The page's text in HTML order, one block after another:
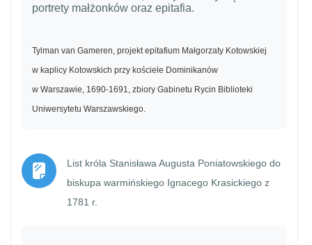
portrety małżonków oraz epitafia.
Tylman van Gameren, projekt epitafium Małgorzaty Kotowskiej
w kaplicy Kotowskich przy kościele Dominikanów
w Warszawie, 1690-1691 , zbiory Gabinetu Rycin Biblioteki
Uniwersytetu Warszawskiego.
List króla Stanisława Augusta Poniatowskiego do
biskupa warmińskiego Ignacego Krasickiego z
1781 r.